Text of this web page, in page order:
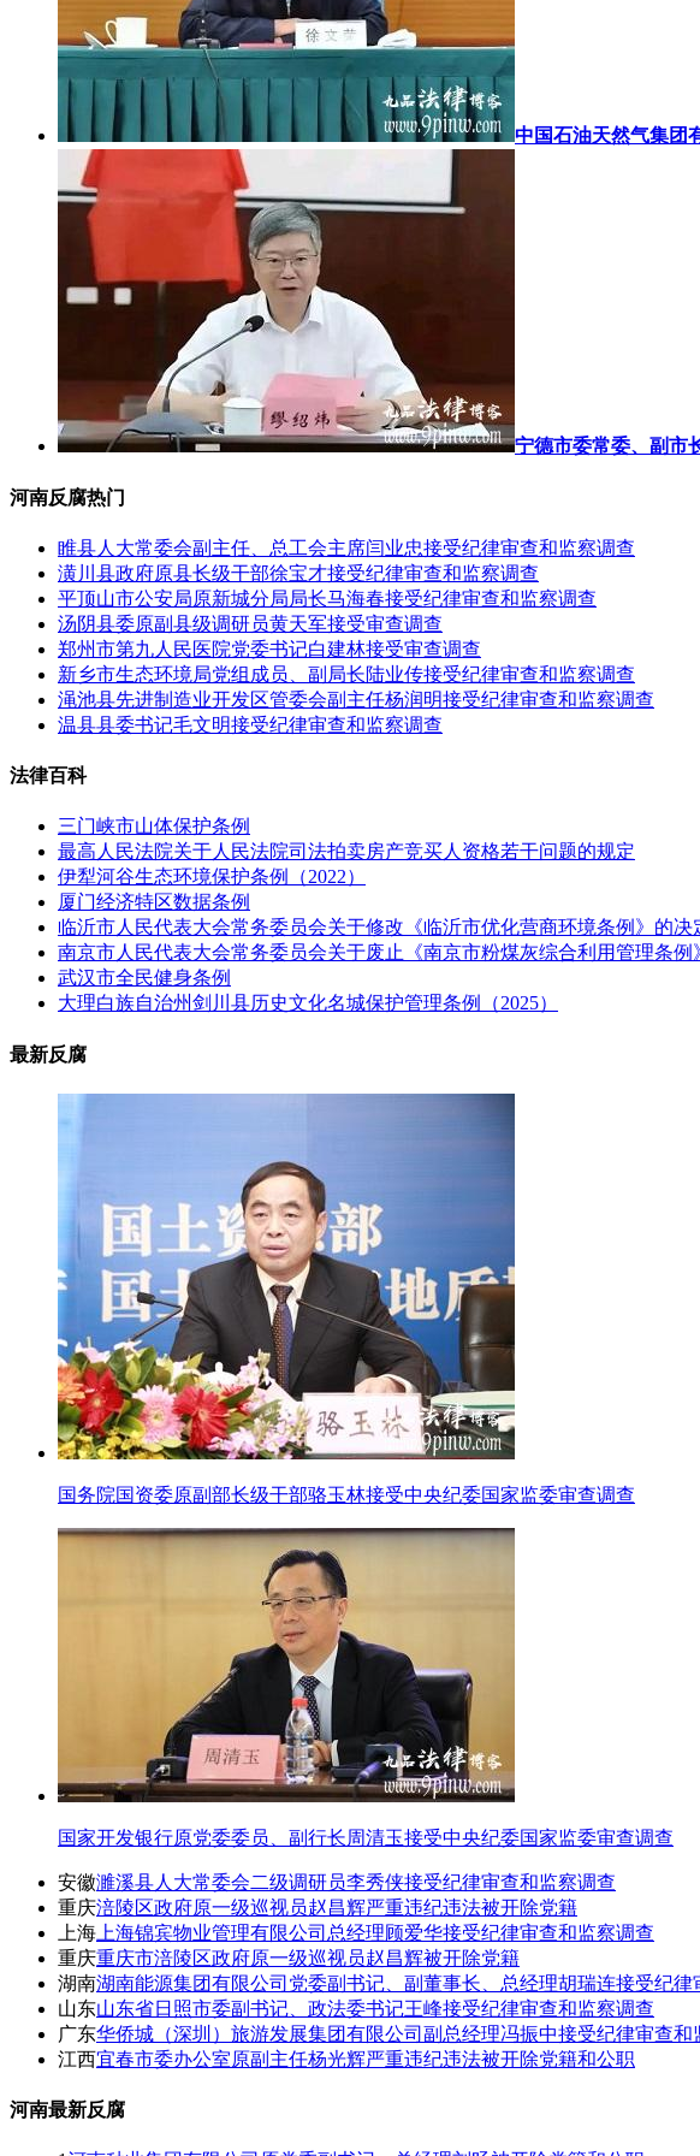
中国石油天然气集团
宁德市委常委、副市
河南反腐热门
睢县人大常委会副主任、总工会主席闫业忠接受纪律审查和监察调查
潢川县政府原县长级干部徐宝才接受纪律审查和监察调查
平顶山市公安局原新城分局局长马海春接受纪律审查和监察调查
汤阴县委原副县级调研员黄天军接受审查调查
郑州市第九人民医院党委书记白建林接受审查调查
新乡市生态环境局党组成员、副局长陆业传接受纪律审查和监察调查
渑池县先进制造业开发区管委会副主任杨润明接受纪律审查和监察调查
温县县委书记毛文明接受纪律审查和监察调查
法律百科
三门峡市山体保护条例
最高人民法院关于人民法院司法拍卖房产竞买人资格若干问题的规定
伊犁河谷生态环境保护条例（2022）
厦门经济特区数据条例
临沂市人民代表大会常务委员会关于修改《临沂市优化营商环境条例》的决
南京市人民代表大会常务委员会关于废止《南京市粉煤灰综合利用管理条
武汉市全民健身条例
大理白族自治州剑川县历史文化名城保护管理条例（2025）
最新反腐
国务院国资委原副部长级干部骆玉林接受中央纪委国家监委审查调查
国家开发银行原党委委员、副行长周清玉接受中央纪委国家监委审查调查
安徽濉溪县人大常委会二级调研员李秀侠接受纪律审查和监察调查
重庆涪陵区政府原一级巡视员赵昌辉严重违纪违法被开除党籍
上海 上海锦宾物业管理有限公司总经理顾爱华接受纪律审查和监察调查
重庆重庆市涪陵区政府原一级巡视员赵昌辉被开除党籍
湖南湖南能源集团有限公司党委副书记、副董事长、总经理胡瑞连接受纪律
山东山东省日照市委副书记、政法委书记王峰接受纪律审查和监察调查
广东华侨城（深圳）旅游发展集团有限公司副总经理冯振中接受纪律审查和
江西宜春市委办公室原副主任杨光辉严重违纪违法被开除党籍和公职
河南最新反腐